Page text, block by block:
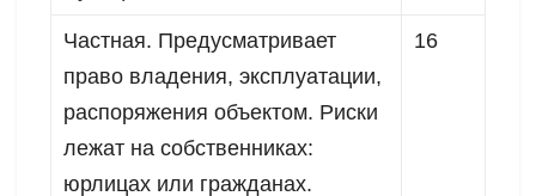
Частная. Предусматривает
право владения, эксплуатации,
распоряжения объектом. Риски
лежат на собственниках:
юрлицах или гражданах.
16